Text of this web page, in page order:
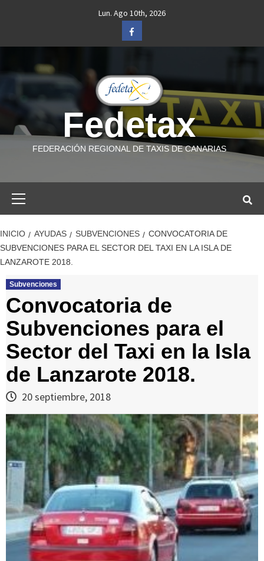
Lun. Ago 10th, 2026
Facebook
Fedetax
FEDERACIÓN REGIONAL DE TAXIS DE CANARIAS
INICIO AYUDAS SUBVENCIONES
CONVOCATORIA DE
SUBVENCIONES PARA EL SECTOR DEL TAXI EN LA ISLA DE
LANZAROTE 2018.
Subvenciones
Convocatoria de
Subvenciones para el
Sector del Taxi en la Isla
de Lanzarote 2018.
20 septiembre, 2018